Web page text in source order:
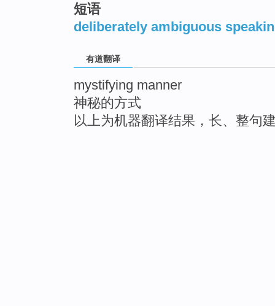
短语
deliberately ambiguous
有道翻译
mystifying manner
神秘的方式
以上为机器翻译结果，长、整句